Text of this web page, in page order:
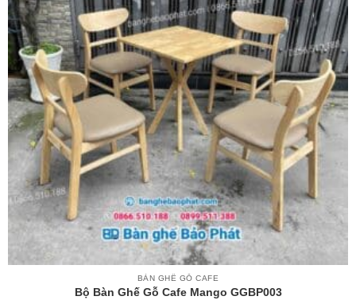
BÀN GHẾ GỖ CAFE
Bộ Bàn Ghế Gỗ Cafe Mango GGBP003